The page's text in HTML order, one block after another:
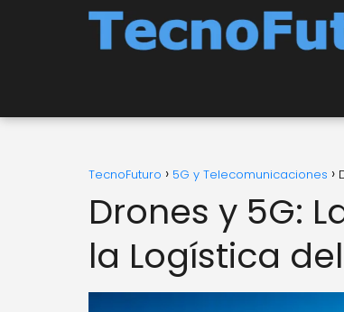
TecnoFuturo 5G y Telecomunicaciones
Drones y 5G:
la Logística